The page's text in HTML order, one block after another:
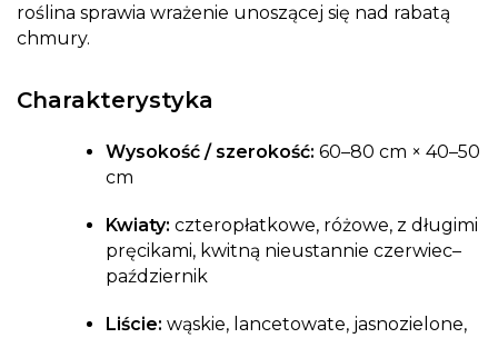
roślina sprawia wrażenie unoszącej się nad rabatą
chmury.
Charakterystyka
Wysokość / szerokość: 60–80 cm × 40–50
cm
Kwiaty: czteropłatkowe, różowe, z długimi
pręcikami, kwitną nieustannie czerwiec–
październik
Liście: wąskie, lancetowate, jasnozielone,